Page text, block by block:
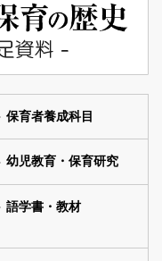
保育者養成科目
幼児教育・保育研究
語学書・教材